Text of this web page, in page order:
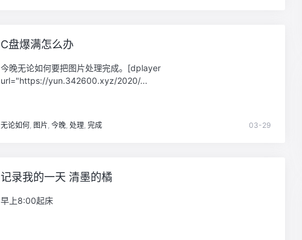
C盘爆满怎么办
今晚无论如何要把图片处理完成。[dplayer
url="https://yun.342600.xyz/2020/...
无论如何 图片 ,今晚 ,处理 ,完成 03-29
记录我的一天 清墨的橘
早上8:00起床